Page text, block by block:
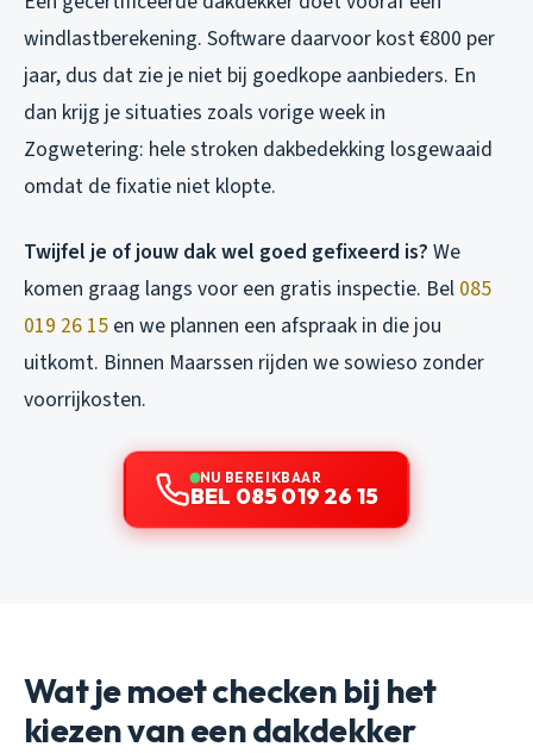
windlastberekening. Software daarvoor kost €800 per
jaar, dus dat zie je niet bij goedkope aanbieders. En
dan krijg je situaties zoals vorige week in
Zogwetering: hele stroken dakbedekking losgewaaid
omdat de fixatie niet klopte.
Twijfel je of jouw dak wel goed gefixeerd is? We
komen graag langs voor een gratis inspectie. Bel 085
019 26 15 en we plannen een afspraak in die jou
uitkomt. Binnen Maarssen rijden we sowieso zonder
voorrijkosten.
NU BEREIKBAAR
BEL 085 019 26 15
Wat je moet checken bij het
kiezen van een dakdekker